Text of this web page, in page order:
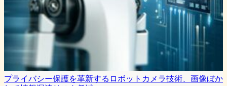
プライバシー保護を革新するロボットカメラ技術、画像ぼか